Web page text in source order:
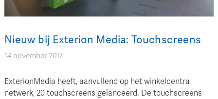
Nieuw bij Exterion Media: Touchscreens
14 november 2017
ExterionMedia heeft, aanvullend op het winkelcentra
netwerk, 20 touchscreens gelanceerd. De touchscreens